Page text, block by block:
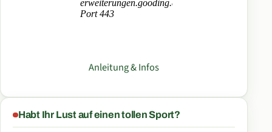
Anleitung & Infos
Habt Ihr Lust auf einen tollen Sport?